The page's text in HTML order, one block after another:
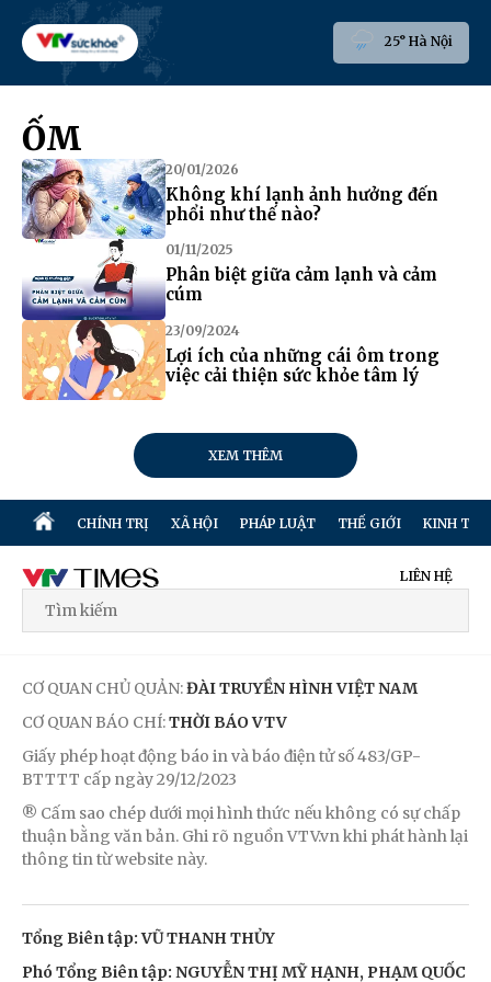
25° Hà Nội
ỐM
20/01/2026
Không khí lạnh ảnh hưởng đến
phổi như thế nào?
01/11/2025
Phân biệt giữa cảm lạnh và cảm
cúm
23/09/2024
Lợi ích của những cái ôm trong
việc cải thiện sức khỏe tâm lý
XEM THÊM
CHÍNH TRỊ XÃ HỘI PHÁP LUẬT THẾ GIỚI KINH TẾ
LIÊN HỆ
CƠ QUAN CHỦ QUẢN:ĐÀI TRUYỀN HÌNH VIỆT NAM
CƠ QUAN BÁO CHÍ:THỜI BÁO VTV
Giấy phép hoạt động báo in và báo điện tử số 483/GP-
BTTTT cấp ngày 29/12/2023
® Cấm sao chép dưới mọi hình thức nếu không có sự chấp
thuận bằng văn bản. Ghi rõ nguồn VTV.vn khi phát hành lại
thông tin từ website này.
Tổng Biên tập: VŨ THANH THỦY
Phó Tổng Biên tập: NGUYỄN THỊ MỸ HẠNH, PHẠM QUỐC